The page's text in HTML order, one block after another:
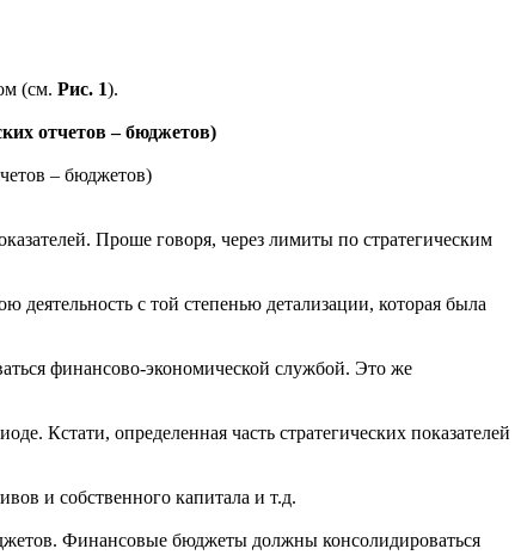
(см. Рис. 1).
отчетов – бюджетов)
Проше говоря, через лимиты по стратегическим
деятельность с той степенью детализации, которая была
финансово-экономической службой. Это же
Кстати, определенная часть стратегических показателей
и собственного капитала и т.д.
Финансовые бюджеты должны консолидироваться